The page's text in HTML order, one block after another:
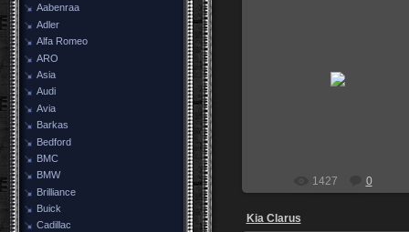
Aabenraa
Adler
Alfa Romeo
ARO
Asia
Audi
Avia
Barkas
Bedford
BMC
BMW
Brilliance
Buick
Cadillac
пос. Моряковский Затон
обл.
1427 0
Kia Clarus